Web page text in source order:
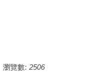
瀏覽數: 2506